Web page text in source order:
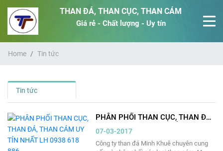
THAN ĐÁ, THAN CỤC, THAN CÁM
Giá rẻ - Chất lượng - Uy tín
Home Tin tức
Tin tức
PHÂN PHỐI THAN CỤC, THAN ĐÁ,
618 886
07-03-2017
Công ty than đá Minh Khuê chuyên cung